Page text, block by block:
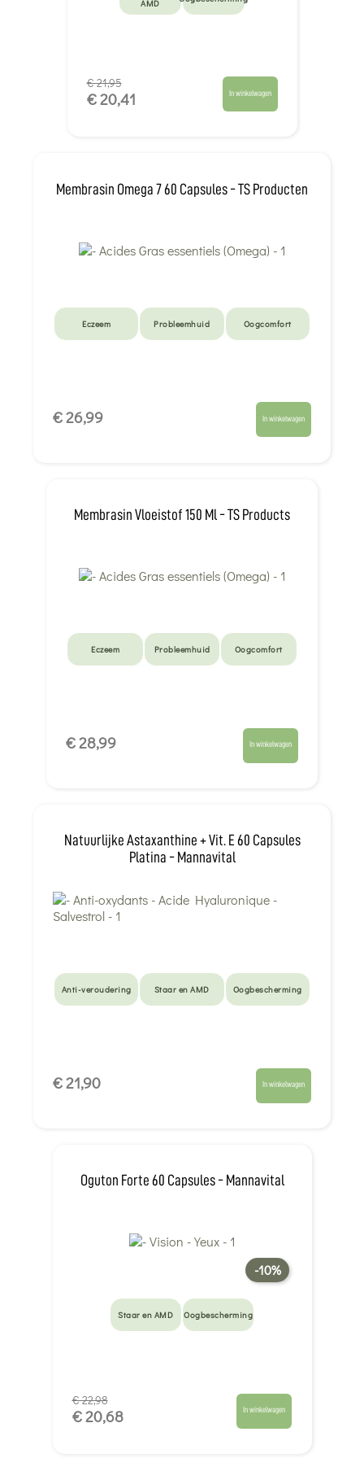
AMD
€ 21,95
€ 20,41 In winkelwagen
Membrasin Omega 7 60 Capsules - TS Producten
Eczeem Probleemhuid Oogcomfort
€ 26,99 In winkelwagen
Membrasin Vloeistof 150 Ml - TS Products
Eczeem Probleemhuid Oogcomfort
€ 28,99 In winkelwagen
Natuurlijke Astaxanthine + Vit. E 60 Capsules
Platina - Mannavital
Anti-veroudering Staar en AMD Oogbescherming
€ 21,90 In winkelwagen
Oguton Forte 60 Capsules - Mannavital
-10%
Staar en AMD Oogbescherming
€ 22,98
€ 20,68 In winkelwagen